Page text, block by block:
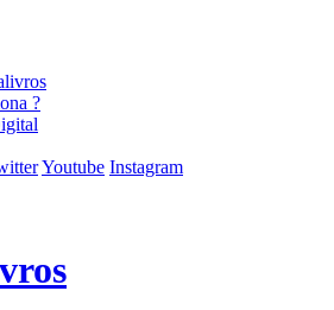
?
Youtube Instagram